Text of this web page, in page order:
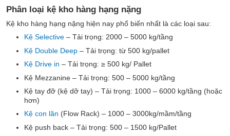
Phân loại kệ kho hàng hạng nặng
Kệ kho hàng hạng nặng hiện nay phổ biến nhất là các loại sau:
Kệ Selective – Tải trọng: 2000 – 5000 kg/tầng
Kệ Double Deep – Tải trọng: từ 500 kg/pallet
Kệ Drive in – Tải trọng: ≥ 500 kg/ Pallet
Kệ Mezzanine – Tải trọng: 500 – 5000 kg/tầng
Kệ tay đỡ (kệ dỡ tay) – Tải trọng: 1000 – 6000 kg/tầng (hoặc
hơn)
Kệ con lăn (Flow Rack) – 1000 – 3000kg/mầm/tầng
Kệ push back – Tải trọng: 500 – 1500 kg/Pallet